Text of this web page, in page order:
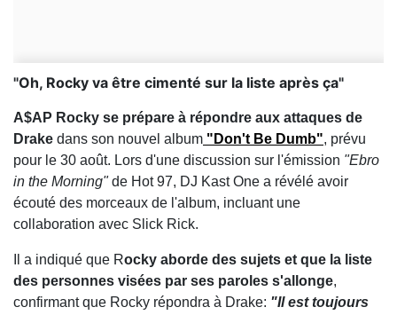
"Oh, Rocky va être cimenté sur la liste après ça"
A$AP Rocky se prépare à répondre aux attaques de
Drake dans son nouvel album "Don't Be Dumb", prévu
pour le 30 août. Lors d'une discussion sur l'émission "Ebro
in the Morning"de Hot 97, DJ Kast One a révélé avoir
écouté des morceaux de l'album, incluant une
collaboration avec Slick Rick.
Il a indiqué que Rocky aborde des sujets et que la liste
des personnes visées par ses paroles s'allonge,
confirmant que Rocky répondra à Drake: "Il est toujours